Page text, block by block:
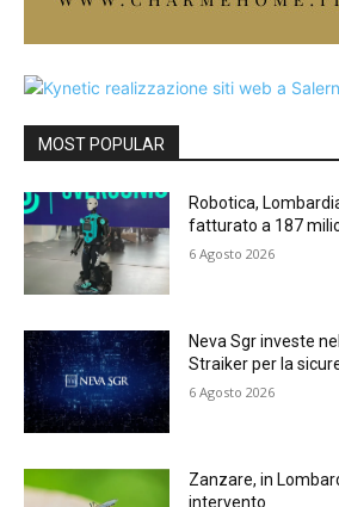
MOST POPULAR
Robotica,
fatturato a 187
6 Agosto 2026
Neva Sgr investe
Straiker per la
6 Agosto 2026
Zanzare, in
intervento